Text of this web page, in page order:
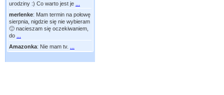
urodziny :) Co warto jest je
merlenke: Mam termin na połowę
sierpnia, nigdzie się nie wybieram
🙂 nacieszam się oczekiwaniem,
do
Amazonka: Nie mam tv.